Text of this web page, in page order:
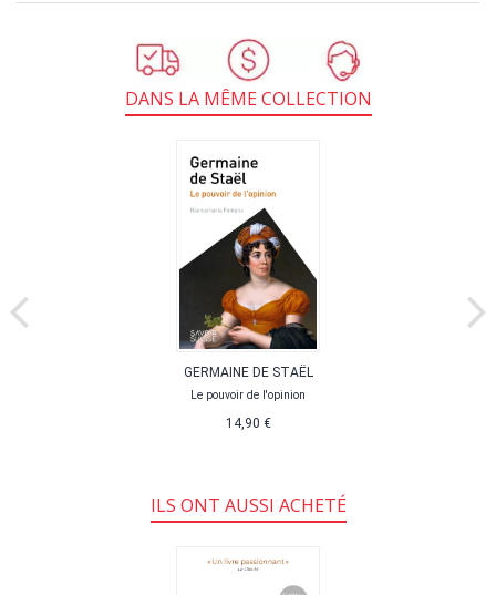
DANS LA MÊME COLLECTION
GERMAINE DE STAËL
Le pouvoir de l'opinion
14,90 €
ILS ONT AUSSI ACHETÉ